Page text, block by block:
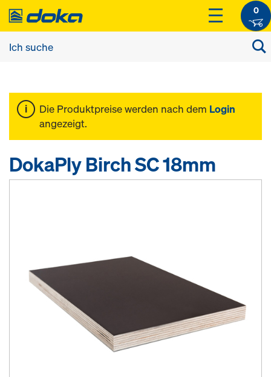
0
Die Produktpreise werden nach dem Login
angezeigt.
DokaPly Birch SC 18mm